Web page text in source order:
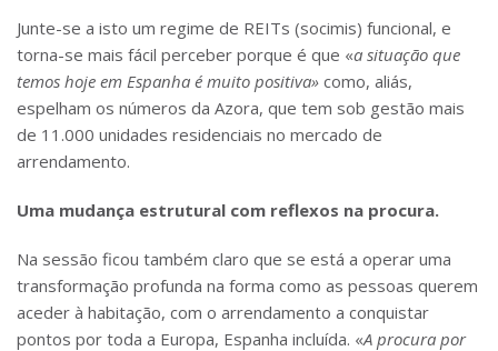
Junte-se a isto um regime de REITs (socimis) funcional, e
torna-se mais fácil perceber porque é que «a situação que
temos hoje em Espanha é muito positiva» como, aliás,
espelham os números da Azora, que tem sob gestão mais
de 11.000 unidades residenciais no mercado de
arrendamento.
Uma mudança estrutural com reflexos na procura.
Na sessão ficou também claro que se está a operar uma
transformação profunda na forma como as pessoas querem
aceder à habitação, com o arrendamento a conquistar
pontos por toda a Europa, Espanha incluída. «A procura por